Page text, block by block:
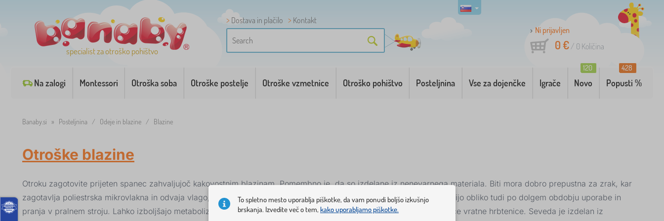
specialist za otroško pohištvo
Dostava in plačilo
Kontakt
Ni prijavljen
0 €/ 0 Količina
Na zalogi Montessori Otroška soba Otroške postelje Otroške vzmetnice Otroško pohištvo Posteljnina Vse za dojenčke Igrače Novo
120
Popusti %
428
Banaby.si » Posteljnina / Odeje in blazine / Blazine
Otroške blazine
Otroku zagotovite prijeten spanec zahvaljujoč kakovostnim blazinam. Pomembno je, da so izdelane iz nenevarnega materiala. Biti mora dobro prepustna za zrak, kar
zagotavlja poliestrska mikrovlakna in odvaja vlago, da se otrok ne znoji. Zahvaljujoč kakovostni zasnovi blazine ohranijo obliko tudi po dolgem obdobju uporabe in
pranja v pralnem stroju. Lahko izboljšajo metabolizem, kakovost spanca je zaradi njih boljša. Pomagajo sprostiti mišice vratne hrbtenice. Seveda je izdelan iz
To spletno mesto uporablja piškotke, da vam ponudi boljšo izkušnjo
brskanja. Izvedite več o tem, kako uporabljamo piškotke.